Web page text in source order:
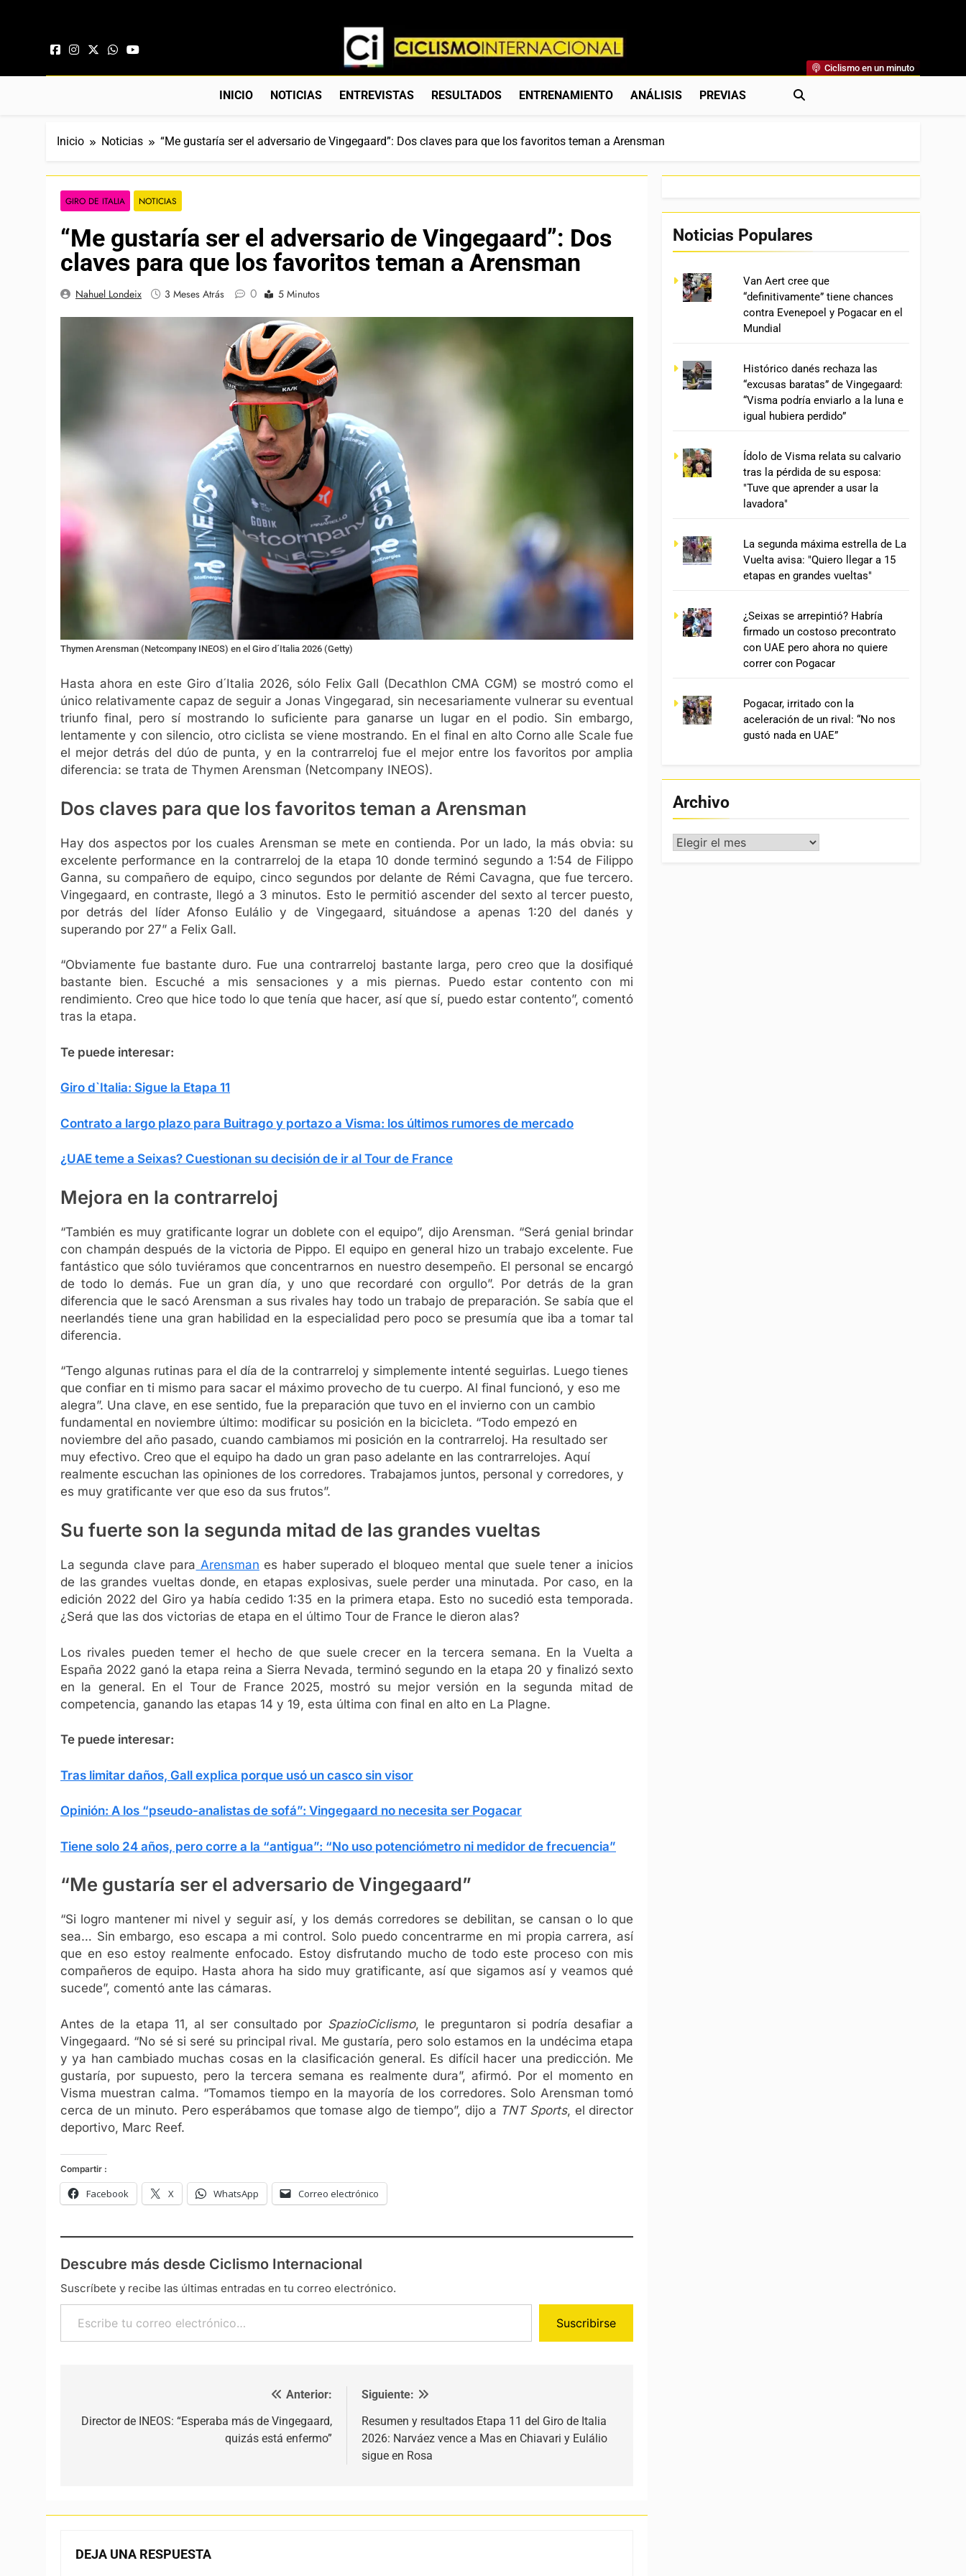
Ciclismo Internacional
Web Dedicada Al Ciclismo Mundial. Entrevistas, Análisis, Crónicas, Previas Y Más. La Web Ciclista De Referencia.
Ciclismo en un minuto
INICIO NOTICIAS ENTREVISTAS RESULTADOS ENTRENAMIENTO ANÁLISIS PREVIAS
Inicio Noticias “Me gustaría ser el adversario de Vingegaard”: Dos claves para que los favoritos teman a Arensman
GIRO DE ITALIA NOTICIAS
“Me gustaría ser el adversario de Vingegaard”: Dos
claves para que los favoritos teman a Arensman
Nahuel Londeix 3 Meses Atrás 0 5 Minutos
Thymen Arensman (Netcompany INEOS) en el Giro d´Italia 2026 (Getty)
Hasta ahora en este Giro d´Italia 2026, sólo Felix Gall (Decathlon CMA CGM) se mostró como el
único relativamente capaz de seguir a Jonas Vingegarad, sin necesariamente vulnerar su eventual
triunfo final, pero sí mostrando lo suficiente para ganarse un lugar en el podio. Sin embargo,
lentamente y con silencio, otro ciclista se viene mostrando. En el final en alto Corno alle Scale fue
el mejor detrás del dúo de punta, y en la contrarreloj fue el mejor entre los favoritos por amplia
diferencia: se trata de Thymen Arensman (Netcompany INEOS).
Dos claves para que los favoritos teman a Arensman
Hay dos aspectos por los cuales Arensman se mete en contienda. Por un lado, la más obvia: su
excelente performance en la contrarreloj de la etapa 10 donde terminó segundo a 1:54 de Filippo
Ganna, su compañero de equipo, cinco segundos por delante de Rémi Cavagna, que fue tercero.
Vingegaard, en contraste, llegó a 3 minutos. Esto le permitió ascender del sexto al tercer puesto,
por detrás del líder Afonso Eulálio y de Vingegaard, situándose a apenas 1:20 del danés y
superando por 27” a Felix Gall.
“Obviamente fue bastante duro. Fue una contrarreloj bastante larga, pero creo que la dosifiqué
bastante bien. Escuché a mis sensaciones y a mis piernas. Puedo estar contento con mi
rendimiento. Creo que hice todo lo que tenía que hacer, así que sí, puedo estar contento”, comentó
tras la etapa.
Te puede interesar:
Giro d`Italia: Sigue la Etapa 11
Contrato a largo plazo para Buitrago y portazo a Visma: los últimos rumores de mercado
¿UAE teme a Seixas? Cuestionan su decisión de ir al Tour de France
Mejora en la contrarreloj
“También es muy gratificante lograr un doblete con el equipo”, dijo Arensman. “Será genial brindar
con champán después de la victoria de Pippo. El equipo en general hizo un trabajo excelente. Fue
fantástico que sólo tuviéramos que concentrarnos en nuestro desempeño. El personal se encargó
de todo lo demás. Fue un gran día, y uno que recordaré con orgullo”. Por detrás de la gran
diferencia que le sacó Arensman a sus rivales hay todo un trabajo de preparación. Se sabía que el
neerlandés tiene una gran habilidad en la especialidad pero poco se presumía que iba a tomar tal
diferencia.
“Tengo algunas rutinas para el día de la contrarreloj y simplemente intenté seguirlas. Luego tienes
que confiar en ti mismo para sacar el máximo provecho de tu cuerpo. Al final funcionó, y eso me
alegra”. Una clave, en ese sentido, fue la preparación que tuvo en el invierno con un cambio
fundamental en noviembre último: modificar su posición en la bicicleta. “Todo empezó en
noviembre del año pasado, cuando cambiamos mi posición en la contrarreloj. Ha resultado ser
muy efectivo. Creo que el equipo ha dado un gran paso adelante en las contrarrelojes. Aquí
realmente escuchan las opiniones de los corredores. Trabajamos juntos, personal y corredores, y
es muy gratificante ver que eso da sus frutos”.
Su fuerte son la segunda mitad de las grandes vueltas
La segunda clave para Arensman es haber superado el bloqueo mental que suele tener a inicios
de las grandes vueltas donde, en etapas explosivas, suele perder una minutada. Por caso, en la
edición 2022 del Giro ya había cedido 1:35 en la primera etapa. Esto no sucedió esta temporada.
¿Será que las dos victorias de etapa en el último Tour de France le dieron alas?
Los rivales pueden temer el hecho de que suele crecer en la tercera semana. En la Vuelta a
España 2022 ganó la etapa reina a Sierra Nevada, terminó segundo en la etapa 20 y finalizó sexto
en la general. En el Tour de France 2025, mostró su mejor versión en la segunda mitad de
competencia, ganando las etapas 14 y 19, esta última con final en alto en La Plagne.
Te puede interesar:
Tras limitar daños, Gall explica porque usó un casco sin visor
Opinión: A los “pseudo-analistas de sofá”: Vingegaard no necesita ser Pogacar
Tiene solo 24 años, pero corre a la “antigua”: “No uso potenciómetro ni medidor de frecuencia”
“Me gustaría ser el adversario de Vingegaard”
“Si logro mantener mi nivel y seguir así, y los demás corredores se debilitan, se cansan o lo que
sea… Sin embargo, eso escapa a mi control. Solo puedo concentrarme en mi propia carrera, así
que en eso estoy realmente enfocado. Estoy disfrutando mucho de todo este proceso con mis
compañeros de equipo. Hasta ahora ha sido muy gratificante, así que sigamos así y veamos qué
sucede”, comentó ante las cámaras.
Antes de la etapa 11, al ser consultado por SpazioCiclismo, le preguntaron si podría desafiar a
Vingegaard. “No sé si seré su principal rival. Me gustaría, pero solo estamos en la undécima etapa
y ya han cambiado muchas cosas en la clasificación general. Es difícil hacer una predicción. Me
gustaría, por supuesto, pero la tercera semana es realmente dura”, afirmó. Por el momento en
Visma muestran calma. “Tomamos tiempo en la mayoría de los corredores. Solo Arensman tomó
cerca de un minuto. Pero esperábamos que tomase algo de tiempo”, dijo a TNT Sports, el director
deportivo, Marc Reef.
Compartir :
Facebook X WhatsApp Correo electrónico
Descubre más desde Ciclismo Internacional
Suscríbete y recibe las últimas entradas en tu correo electrónico.
Escribe tu correo electrónico…
Suscribirse
Anterior:
Director de INEOS: “Esperaba más de Vingegaard,
quizás está enfermo”
Siguiente:
Resumen y resultados Etapa 11 del Giro de Italia
2026: Narváez vence a Mas en Chiavari y Eulálio
sigue en Rosa
DEJA UNA RESPUESTA
Noticias Populares
Van Aert cree que
“definitivamente” tiene chances
contra Evenepoel y Pogacar en el
Mundial
Histórico danés rechaza las
“excusas baratas” de Vingegaard:
“Visma podría enviarlo a la luna e
igual hubiera perdido”
Ídolo de Visma relata su calvario
tras la pérdida de su esposa:
"Tuve que aprender a usar la
lavadora"
La segunda máxima estrella de La
Vuelta avisa: "Quiero llegar a 15
etapas en grandes vueltas"
¿Seixas se arrepintió? Habría
firmado un costoso precontrato
con UAE pero ahora no quiere
correr con Pogacar
Pogacar, irritado con la
aceleración de un rival: “No nos
gustó nada en UAE”
Archivo
Archivo